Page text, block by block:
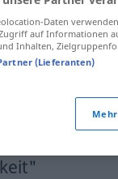
Daten
auf Informationen
Inhalten,
(Lieferanten)